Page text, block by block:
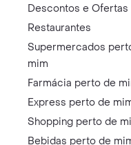
Descontos e Ofertas
Restaurantes
Supermercados
mim
Farmácia perto de
Express perto de
Shopping perto de
Bebidas perto de